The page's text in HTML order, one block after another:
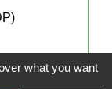
cette page
what you want